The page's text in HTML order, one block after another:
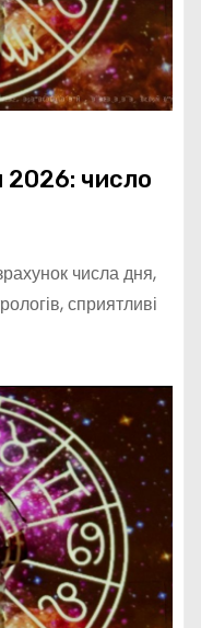
2026: число
числа дня,
сприятливі